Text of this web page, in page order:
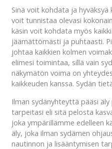
Sinä voit kohdata ja hyväksyä
voit tunnistaa olevasi
käsin voit kohdata myös
jäämättömästi ja puhtaasti.
johtaa kaikkien kolmen
elimesi toimintaa, sillä vain
näkymätön voima on
kaikkeuden kanssa. Sydän
Ilman sydänyhteyttä pääsi äly
tarpeitasi eli sitä pelosta
joka ympärillämme edelleen
äly, joka ilman sydämen
nautinnon ja lisääntymisen